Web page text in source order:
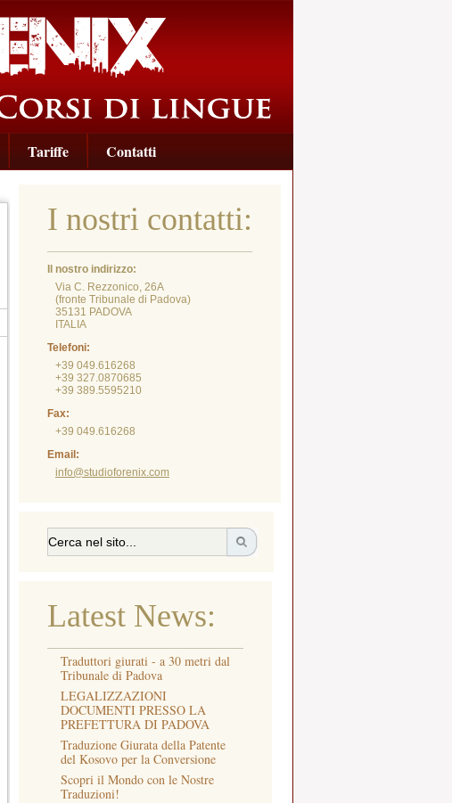
Tariffe Contatti
I nostri contatti:
Il nostro indirizzo:
Via C. Rezzonico, 26A
(fronte Tribunale di Padova)
35131 PADOVA
ITALIA
Telefoni:
+39 049.616268
+39 327.0870685
+39 389.5595210
Fax:
+39 049.616268
Email:
info@studioforenix.com
Latest News:
Traduttori giurati - a 30 metri dal
Tribunale di Padova
LEGALIZZAZIONI
DOCUMENTI PRESSO LA
PREFETTURA DI PADOVA
Traduzione Giurata della Patente
del Kosovo per la Conversione
Scopri il Mondo con le Nostre
Traduzioni!